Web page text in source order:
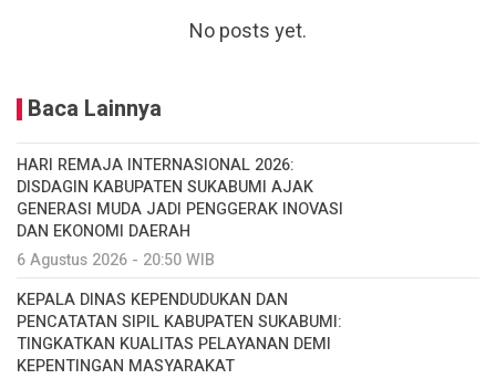
No posts yet.
Baca Lainnya
HARI REMAJA INTERNASIONAL 2026:
DISDAGIN KABUPATEN SUKABUMI AJAK
GENERASI MUDA JADI PENGGERAK INOVASI
DAN EKONOMI DAERAH
6 Agustus 2026 - 20:50 WIB
KEPALA DINAS KEPENDUDUKAN DAN
PENCATATAN SIPIL KABUPATEN SUKABUMI:
TINGKATKAN KUALITAS PELAYANAN DEMI
KEPENTINGAN MASYARAKAT